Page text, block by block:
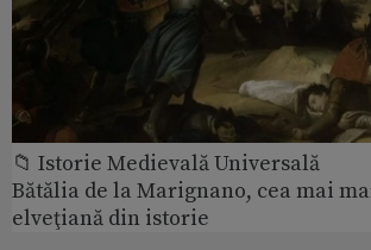
📁 Istorie Medievală Universală
Bătălia de la Marignano, cea mai
elveţiană din istorie